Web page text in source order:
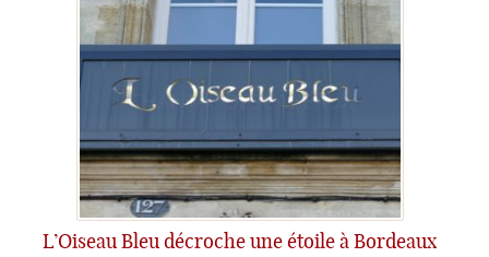
L’Oiseau Bleu décroche une étoile à Bordeaux